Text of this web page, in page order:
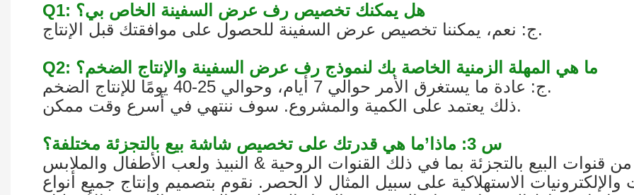
Q1: هل يمكنك تخصيص رف عرض السفينة الخاص بي؟
ج: نعم، يمكننا تخصيص عرض السفينة للحصول على موافقتك قبل الإنتاج.
Q2: ما هي المهلة الزمنية الخاصة بك لنموذج رف عرض السفينة والإنتاج الضخم؟
ج: عادة ما يستغرق الأمر حوالي 7 أيام، وحوالي 25-40 يومًا للإنتاج الضخم.
ذلك يعتمد على الكمية والمشروع. سوف ننتهي في أسرع وقت ممكن.
س 3: ماذا’ما هي قدرتك على تخصيص شاشة بيع بالتجزئة مختلفة؟
البيع بالتجزئة بما في ذلك القنوات الروحية & النبيذ ولعب الأطفال والملابس
الاستهلاكية على سبيل المثال لا الحصر. نقوم بتصميم وإنتاج جميع أنواع